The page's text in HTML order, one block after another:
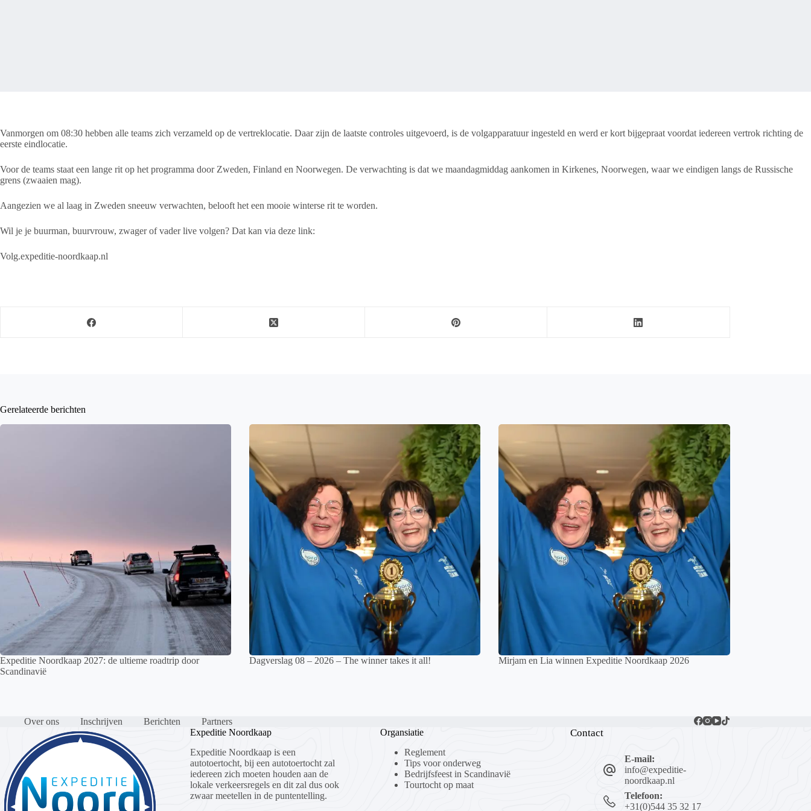
Vanmorgen om 08:30 hebben alle teams zich verzameld op de vertreklocatie. Daar zijn de laatste controles uitgevoerd, is de volgapparatuur ingesteld en werd er kort bijgepraat voordat iedereen vertrok richting de
eerste eindlocatie.
Voor de teams staat een lange rit op het programma door Zweden, Finland en Noorwegen. De verwachting is dat we maandagmiddag aankomen in Kirkenes, Noorwegen, waar we eindigen langs de Russische
grens (zwaaien mag).
Aangezien we al laag in Zweden sneeuw verwachten, belooft het een mooie winterse rit te worden.
Wil je je buurman, buurvrouw, zwager of vader live volgen? Dat kan via deze link:
Volg.expeditie-noordkaap.nl
Gerelateerde berichten
Expeditie Noordkaap 2027: de ultieme roadtrip door
Scandinavië
Dagverslag 08 – 2026 – The winner takes it all! Mirjam en Lia winnen Expeditie Noordkaap 2026
Over ons Inschrijven Berichten
Partners
Expeditie Noordkaap
Expeditie Noordkaap is een
autotoertocht, bij een autotoertocht zal
iedereen zich moeten houden aan de
lokale verkeersregels en dit zal dus ook
zwaar meetellen in de puntentelling.
Organsiatie
Reglement
Tips voor onderweg
Bedrijfsfeest in Scandinavië
Tourtocht op maat
Contact
E-mail:
info@expeditie-
noordkaap.nl
Telefoon:
+31(0)544 35 32 17